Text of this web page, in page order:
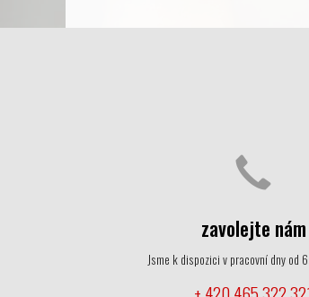
zavolejte nám
Jsme k dispozici v pracovní dny od